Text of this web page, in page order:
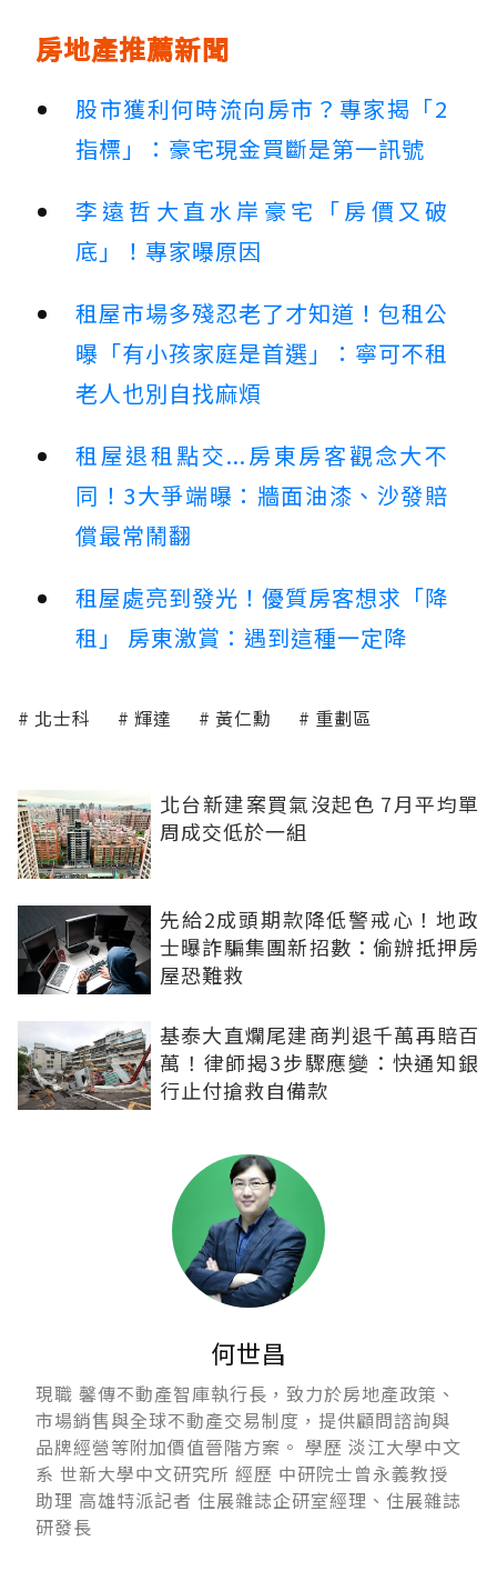
房地產推薦新聞
股市獲利何時流向房市？專家揭「2
指標」：豪宅現金買斷是第一訊號
李遠哲大直水岸豪宅「房價又破
底」！專家曝原因
租屋市場多殘忍老了才知道！包租公
曝「有小孩家庭是首選」：寧可不租
老人也別自找麻煩
租屋退租點交...房東房客觀念大不
同！3大爭端曝：牆面油漆、沙發賠
償最常鬧翻
租屋處亮到發光！優質房客想求「降
租」 房東激賞：遇到這種一定降
北士科 輝達 黃仁勳 重劃區
北台新建案買氣沒起色 7月平均單
周成交低於一組
先給2成頭期款降低警戒心！地政
士曝詐騙集團新招數：偷辦抵押房
屋恐難救
基泰大直爛尾建商判退千萬再賠百
萬！律師揭3步驟應變：快通知銀
行止付搶救自備款
何世昌
現職 馨傳不動產智庫執行長，致力於房地產政策、
市場銷售與全球不動產交易制度，提供顧問諮詢與
品牌經營等附加價值晉階方案。 學歷 淡江大學中文
系 世新大學中文研究所 經歷 中研院士曾永義教授
助理 高雄特派記者 住展雜誌企研室經理、住展雜誌
研發長